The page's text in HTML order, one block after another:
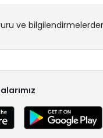
ve